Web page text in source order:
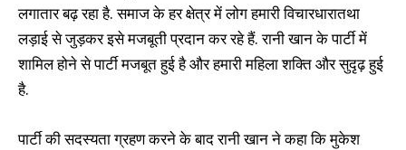
लगातार बढ़ रहा है. समाज के हर क्षेत्र में लोग हमारी विचारधारातथा
लड़ाई से जुड़कर इसे मजबूती प्रदान कर रहे हैं. रानी खान के पार्टी में
शामिल होने से पार्टी मजबूत हुई है और हमारी महिला शक्ति और सुदृढ़ हुई
है.
पार्टी की सदस्यता ग्रहण करने के बाद रानी खान ने कहा कि मुकेश